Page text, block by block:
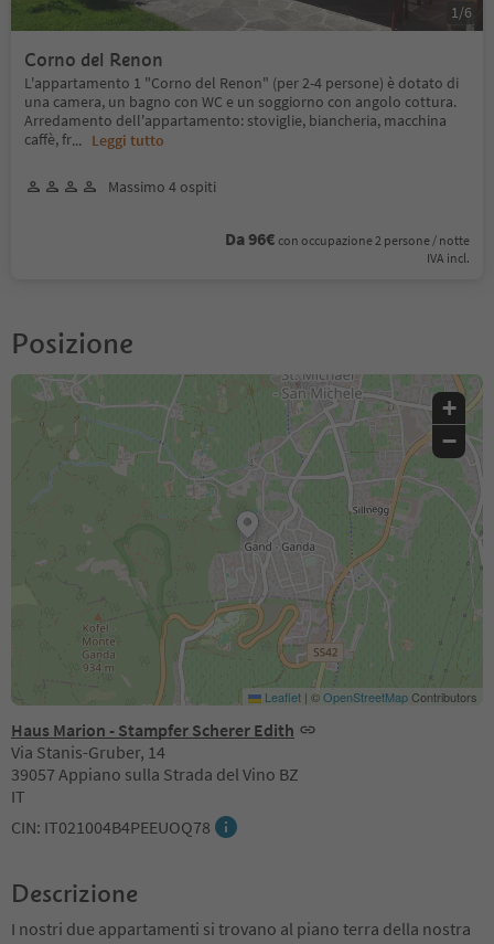
Corno del Renon
L'appartamento 1 "Corno del Renon" (per 2-4 persone) è dotato di
una camera, un bagno con WC e un soggiorno con angolo cottura.
Arredamento dell'appartamento: stoviglie, biancheria, macchina
caffè, fr... Leggi tutto
Massimo 4 ospiti
Da 96€ con occupazione 2 persone / notte
IVA incl.
1 /6
Posizione
Haus Marion - Stampfer Scherer Edith
Via Stanis-Gruber, 14
39057 Appiano sulla Strada del Vino BZ
IT
CIN: IT021004B4PEEUOQ78
+
−
Leaflet | ©OpenStreetMapContributors
Descrizione
I nostri due appartamenti si trovano al piano terra della nostra